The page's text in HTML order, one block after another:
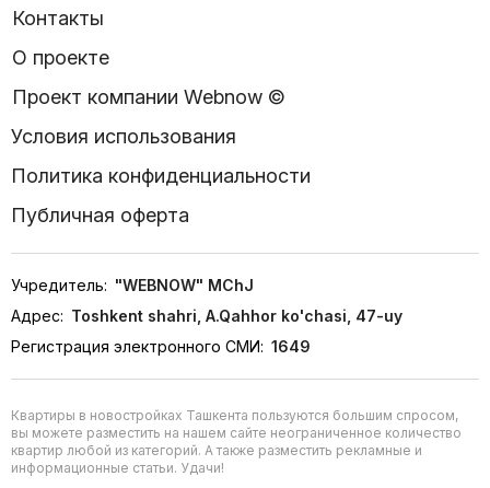
Контакты
О проекте
Проект компании Webnow ©
Условия использования
Политика конфиденциальности
Публичная оферта
Учредитель: "WEBNOW" MChJ
Адрес: Toshkent shahri, A.Qahhor ko'chasi, 47-uy
Регистрация электронного СМИ: 1649
Квартиры в новостройках Ташкента пользуются большим спросом,
вы можете разместить на нашем сайте неограниченное количество
квартир любой из категорий. А также разместить рекламные и
информационные статьи. Удачи!